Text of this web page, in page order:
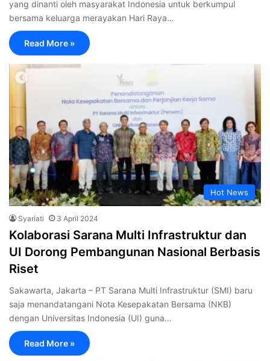
yang dinanti oleh masyarakat Indonesia untuk berkumpul
bersama keluarga merayakan Hari Raya…
Read More »
Hot News
Syariati 3 April 2024
Kolaborasi Sarana Multi Infrastruktur dan
UI Dorong Pembangunan Nasional Berbasis
Riset
Sakawarta, Jakarta – PT Sarana Multi Infrastruktur (SMI) baru
saja menandatangani Nota Kesepakatan Bersama (NKB)
dengan Universitas Indonesia (UI) guna…
Read More »